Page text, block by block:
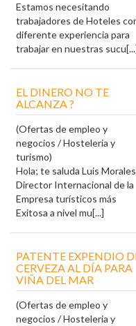
Estamos necesitando
trabajadores de Hoteles
diferente experiencia para
trabajar en nuestras
EL DINERO NO TE
ALCANZA ?
(Ofertas de empleo y
negocios / Hosteleria y
turismo)
Hola; te saluda Luis
Director Internacional de la
Empresa turísticos más
Exitosa a nivel mu[...]
PATENTE EXPENDIO
CERVEZA AL DÍA PARA
VIÑA DEL MAR
(Ofertas de empleo y
negocios / Hosteleria y